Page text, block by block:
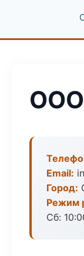
ООО
Email:
Город:
Режим
Сб: